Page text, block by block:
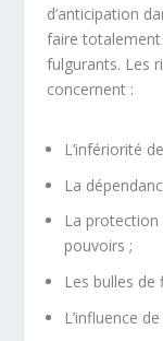
d’anticipation
faire totalement
fulgurants. Les
concernent :
L’infériorité
La
La
pouvoirs ;
Les bulles
L’influence